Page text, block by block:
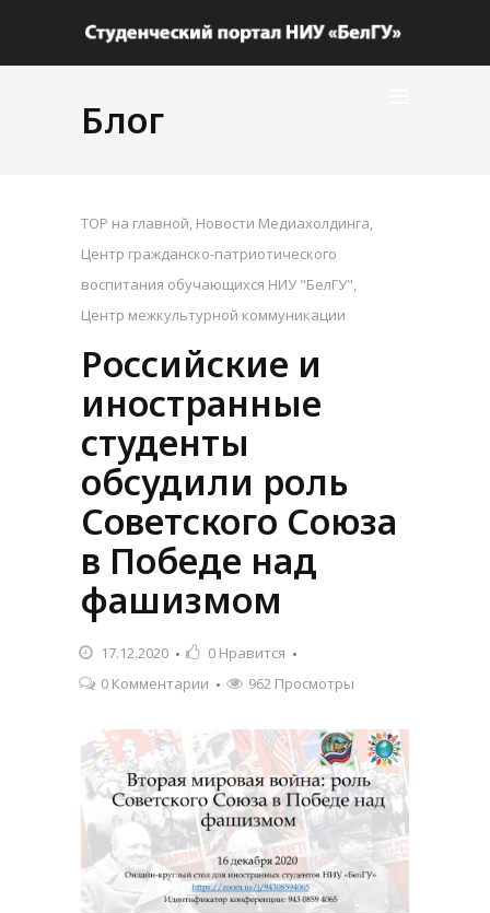
Блог
TOP на главной, Новости Медиахолдинга,
Центр гражданско-патриотического
воспитания обучающихся НИУ "БелГУ",
Центр межкультурной коммуникации
Российские и
иностранные
студенты
обсудили роль
Советского Союза
в Победе над
фашизмом
17.12.2020 0 Нравится
0 Комментарии
962 Просмотры